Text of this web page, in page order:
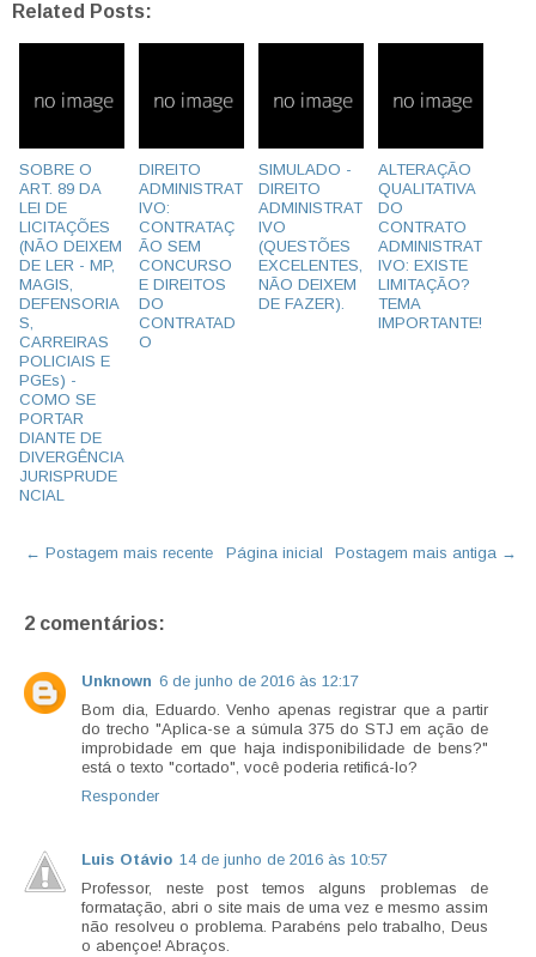
Related Posts:
SOBRE O
ART. 89 DA
LEI DE
LICITAÇÕES
(NÃO DEIXEM
DE LER - MP,
MAGIS,
DEFENSORIA
S,
CARREIRAS
POLICIAIS E
PGEs) -
COMO SE
PORTAR
DIANTE DE
DIVERGÊNCIA
JURISPRUDE
NCIAL
DIREITO
ADMINISTRAT
IVO:
CONTRATAÇ
ÃO SEM
CONCURSO
E DIREITOS
DO
CONTRATAD
O
SIMULADO -
DIREITO
ADMINISTRAT
IVO
(QUESTÕES
EXCELENTES,
NÃO DEIXEM
DE FAZER).
ALTERAÇÃO
QUALITATIVA
DO
CONTRATO
ADMINISTRAT
IVO: EXISTE
LIMITAÇÃO?
TEMA
IMPORTANTE!
← Postagem mais recente Postagem mais antiga →
Página inicial
2 comentários:
Unknown 6 de junho de 2016 às 12:17
Bom dia, Eduardo. Venho apenas registrar que a partir
do trecho "Aplica-se a súmula 375 do STJ em ação de
improbidade em que haja indisponibilidade de bens?"
está o texto "cortado", você poderia retificá-lo?
Responder
Luis Otávio 14 de junho de 2016 às 10:57
Professor, neste post temos alguns problemas de
formatação, abri o site mais de uma vez e mesmo assim
não resolveu o problema. Parabéns pelo trabalho, Deus
o abençoe! Abraços.